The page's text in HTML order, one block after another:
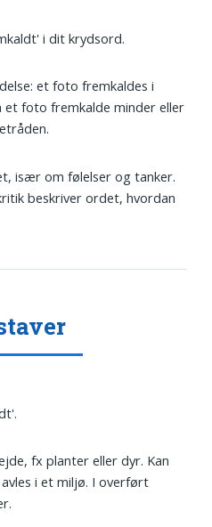
i dit krydsord.
et foto fremkaldes i
foto fremkalde minder eller
især om følelser og tanker.
beskriver ordet, hvordan
fx planter eller dyr. Kan
i et miljø. I overført